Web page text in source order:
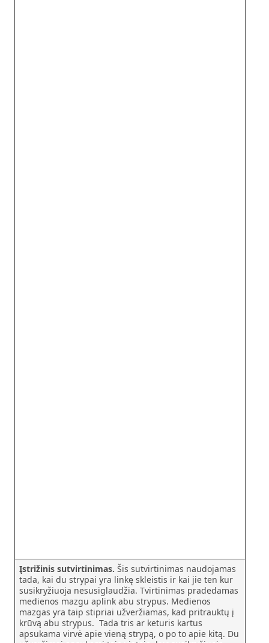
Įstrižinis sutvirtinimas. Šis sutvirtinimas naudojamas
tada, kai du strypai yra linkę skleistis ir kai jie ten kur
susikryžiuoja nesusiglaudžia. Tvirtinimas pradedamas
medienos mazgu aplink abu strypus. Medienos
mazgas yra taip stipriai užveržiamas, kad pritrauktų į
krūvą abu strypus. Tada tris ar keturis kartus
apsukama virvė apie vieną strypą, o po to apie kitą. Du